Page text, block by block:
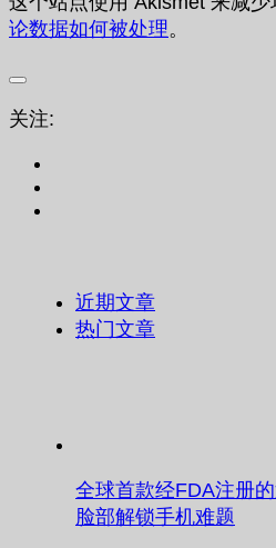
论数据如何被处理。
关注:
近期文章
热门文章
全球首款经FDA注册
脸部解锁手机难题